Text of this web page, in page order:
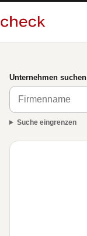
Unternehmen suchen
Suche eingrenzen